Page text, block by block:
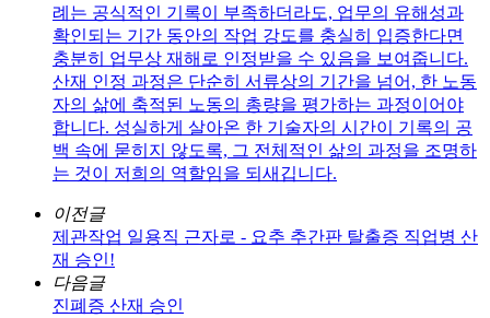
례는 공식적인 기록이 부족하더라도, 업무의 유해성과
확인되는 기간 동안의 작업 강도를 충실히 입증한다면
충분히 업무상 재해로 인정받을 수 있음을 보여줍니다.
산재 인정 과정은 단순히 서류상의 기간을 넘어, 한 노동
자의 삶에 축적된 노동의 총량을 평가하는 과정이어야
합니다. 성실하게 살아온 한 기술자의 시간이 기록의 공
백 속에 묻히지 않도록, 그 전체적인 삶의 과정을 조명하
는 것이 저희의 역할임을 되새깁니다.
이전글
제관작업 일용직 근자로 - 요추 추간판 탈출증 직업병 산
재 승인!
다음글
진폐증 산재 승인